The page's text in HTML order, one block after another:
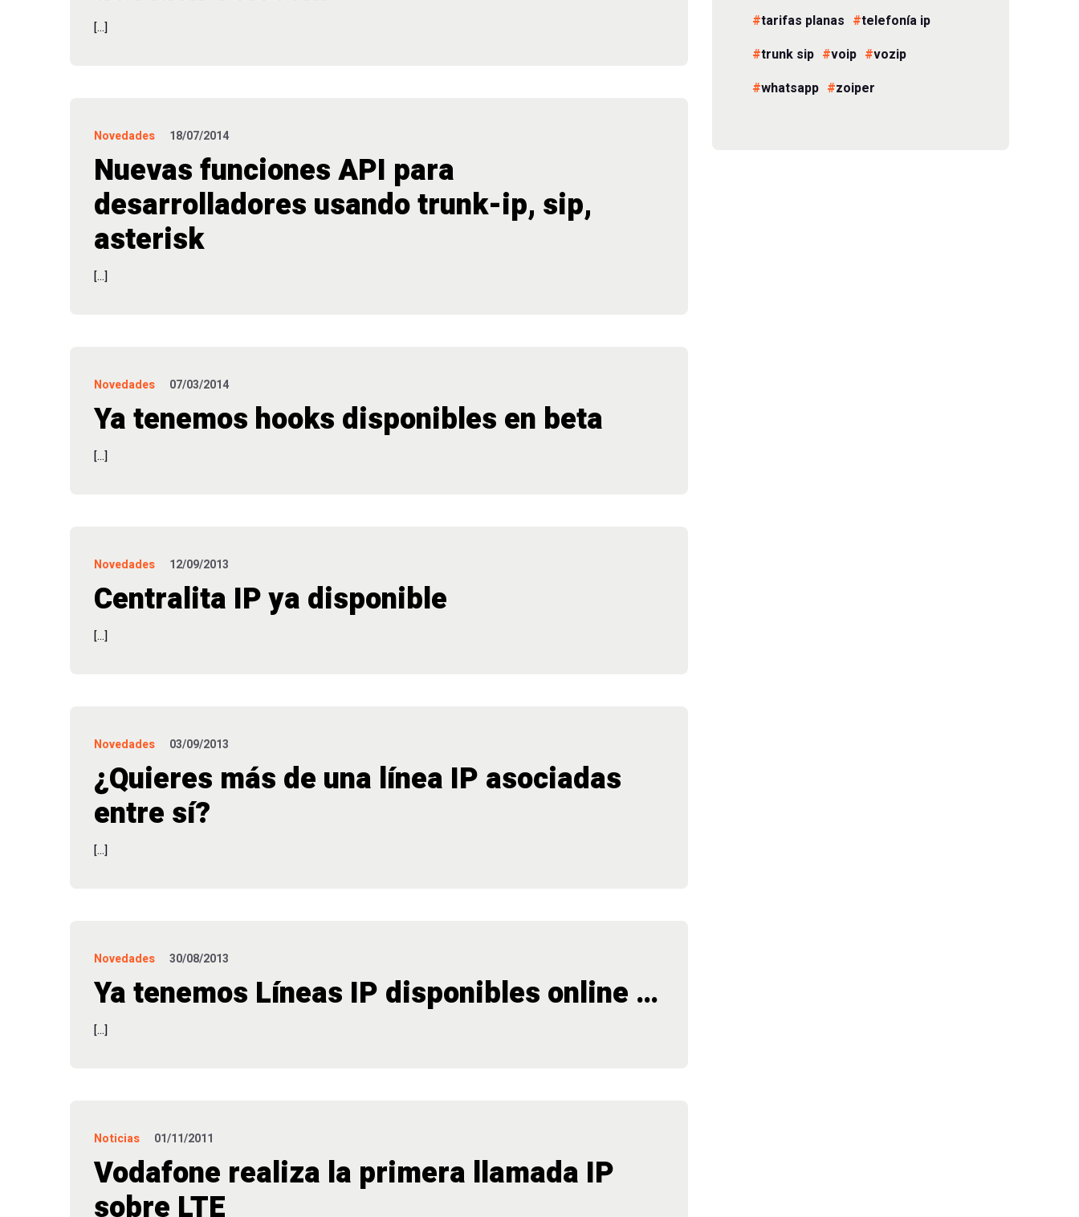
[…]
Novedades 18/07/2014
Nuevas funciones API para
desarrolladores usando trunk-ip, sip,
asterisk
[…]
Novedades 07/03/2014
Ya tenemos hooks disponibles en beta
[…]
Novedades 12/09/2013
Centralita IP ya disponible
[…]
Novedades 03/09/2013
¿Quieres más de una línea IP asociadas
entre sí?
[…]
Novedades 30/08/2013
Ya tenemos Líneas IP disponibles online …
[…]
Noticias 01/11/2011
Vodafone realiza la primera llamada IP
sobre LTE
tarifas planas
telefonía ip
trunk sip
voip
vozip
whatsapp
zoiper